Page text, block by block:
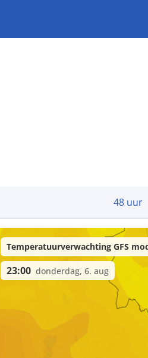
48 uur
Temperatuurverwachting GFS
23:00 donderdag, 6. aug